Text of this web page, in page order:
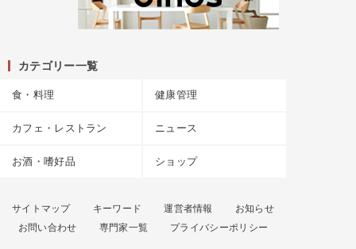
カテゴリー一覧
食・料理 健康管理
カフェ・レストラン ニュース
お酒・嗜好品 ショップ
サイトマップ キーワード 運営者情報
お知らせ
お問い合わせ
専門家一覧 プライバシーポリシー